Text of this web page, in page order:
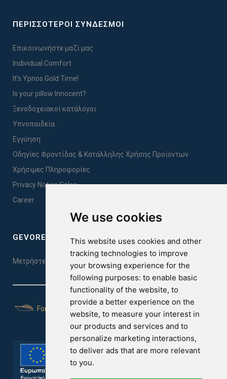
We use cookies
This website uses cookies and other
tracking technologies to improve
your browsing experience for the
following purposes: to enable basic
functionality of the website, to
provide a better experience on the
website, to measure your interest in
our products and services and to
personalize marketing interactions,
to deliver ads that are more relevant
to you.
ΠΕΡΙΣΣΟΤΕΡΟΙ ΣΥΝΔΕΣΜΟΙ
Επικοινωνήστε μαζί μας
Individual Comfort
It's Ypnos Gold Time!
Is your pillow Innocent?
Ξενοδοχειακοί κατάλογοι
Υπνοπαιδεία
Εγγύηση
Οδηγίες Φροντίδας & Κατάλληλης Χρήσης Προϊόντων
Χρήσιμες Πληροφορίες
Privacy Notice Sales
Career
GEVOREST SLEEP QUALITY INDEX
Μετρήστε την ποιότητα του ύπνου σας. Κάντε το τεστ εδώ!
For Yachts